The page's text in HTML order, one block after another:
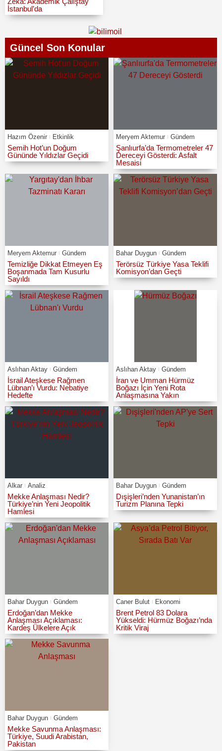
İstanbul’da
Güncel Son Konular
Hazım Özenir Etkinlik
Semih Hot’un Doğum
Gününde Yıldızlar Geçidi
Meryem Aktemur Gündem
Şanlıurfa’da Termometreler 47
Dereceyi Gösterdi: Asfalt
Mesaisi
Meryem Aktemur Gündem
Temizliğe Dikkat Etmeyen Eş
Boşanmada Tam Kusurlu
Sayıldı
Bahar Duygun Gündem
Terörsüz Türkiye Yasa Teklifi
Komisyon’dan Geçti
Aslıhan Aktay Gündem
İsrail Ateşkese Rağmen
Lübnan’ı Vurdu: Nebatiye
Hedefte
Aslıhan Aktay Gündem
İran ve Umman Hürmüz
Boğazı İçin Yeni Rota
Anlaşmasına Yakın
Alkar Analiz
Mekke Anlaşması Nedir?
Türkiye’nin Yeni Jeopolitik
Hamlesi
Bahar Duygun Gündem
Dışişleri’nden Yunanistan’ın
Turizm Planına Tepki
Bahar Duygun Gündem
Erdoğan’dan Mekke
Anlaşması Açıklaması:
Kardeş Ülkelere Açık
Caner Bulut Ekonomi
Brent Petrol 83 Dolara
Yükseldi: Hürmüz Boğazı’nda
Kritik Viraj
Bahar Duygun Gündem
Mekke Savunma Anlaşması:
Türkiye, Suudi Arabistan,
Pakistan